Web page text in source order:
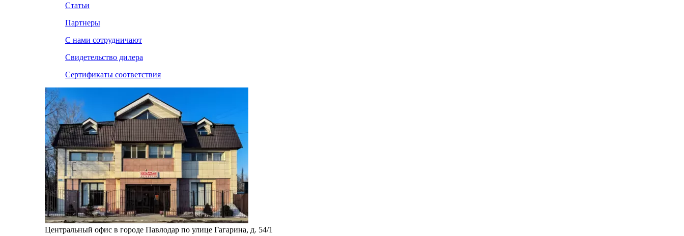
Статьи
Партнеры
С нами сотрудничают
Свидетельство дилера
Сертификаты соответствия
Центральный офис в городе Павлодар по улице Гагарина, д. 54/1